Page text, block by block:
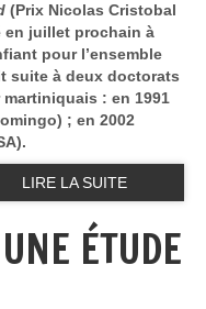
(Prix Nicolas Cristobal
en juillet prochain à
pour l’ensemble
suite à deux doctorats
: en 1991
; en 2002
LIRE LA SUITE
ÉTUDE